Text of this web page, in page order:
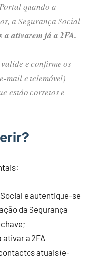
quando a
a Segurança Social
a ativarem já a 2FA.
e confirme os
mail e telemóvel)
estão corretos e
e autentique-se
da Segurança
ativar a 2FA
atuais (e-